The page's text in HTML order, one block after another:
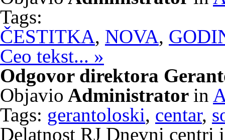
Tags:
ČESTITKA, NOVA,
Ceo tekst... »
Odgovor direktora
Objavio Administrator in
Tags: gerantoloski, centar,
Delatnost RJ Dnevni